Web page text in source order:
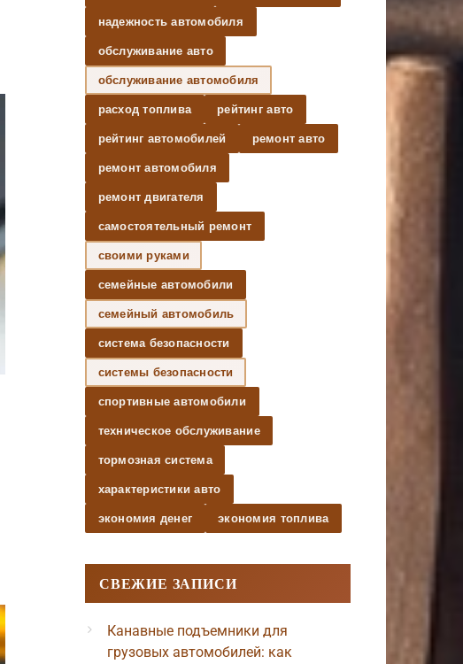
надежность автомобиля
обслуживание авто
обслуживание автомобиля
расход топлива рейтинг авто
рейтинг автомобилей ремонт авто
ремонт автомобиля
ремонт двигателя
самостоятельный ремонт
своими руками
семейные автомобили
семейный автомобиль
система безопасности
системы безопасности
спортивные автомобили
техническое обслуживание
тормозная система
характеристики авто
экономия денег экономия топлива
СВЕЖИЕ ЗАПИСИ
Канавные подъемники для
грузовых автомобилей: как